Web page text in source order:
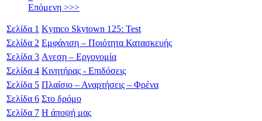
Επόμενη >>>
Σελίδα 1 Kymco Skytown 125: Test
Σελίδα 2 Εμφάνιση – Ποιότητα Κατασκευής
Σελίδα 3 Aνεση – Εργονομία
Σελίδα 4 Κινητήρας - Επιδόσεις
Σελίδα 5 Πλαίσιο – Αναρτήσεις – Φρένα
Σελίδα 6 Στο δρόμο
Σελίδα 7 Η άποψή μας